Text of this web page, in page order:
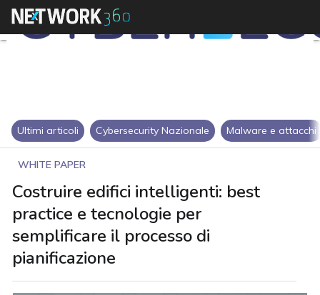
Ultimi articoli Cybersecurity Nazionale Malware e attacchi
WHITE PAPER
Costruire edifici intelligenti: best
practice e tecnologie per
semplificare il processo di
pianificazione